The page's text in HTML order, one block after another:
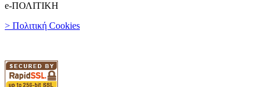
e-ΠΟΛΙΤΙΚΗ
> Πολιτική Cookies